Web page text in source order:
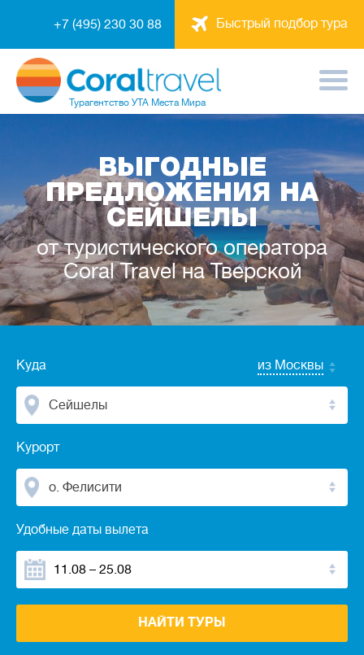
Быстрый подбор тура
+7 (495) 230 30 88
Турагентство УТА Места Мира
ВЫГОДНЫЕ
ПРЕДЛОЖЕНИЯ НА
СЕЙШЕЛЫ
от туристического оператора
Coral Travel на Тверской
Куда из Москвы
Сейшелы
Курорт
о. Фелисити
Удобные даты вылета
НАЙТИ ТУРЫ